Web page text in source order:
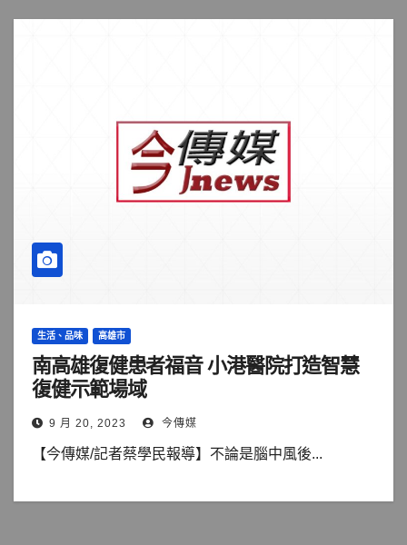
生活、品味 高雄市
南高雄復健患者福音 小港醫院打造智慧
復健示範場域
9 月 20, 2023 今傳媒
【今傳媒/記者蔡學民報導】不論是腦中風後...